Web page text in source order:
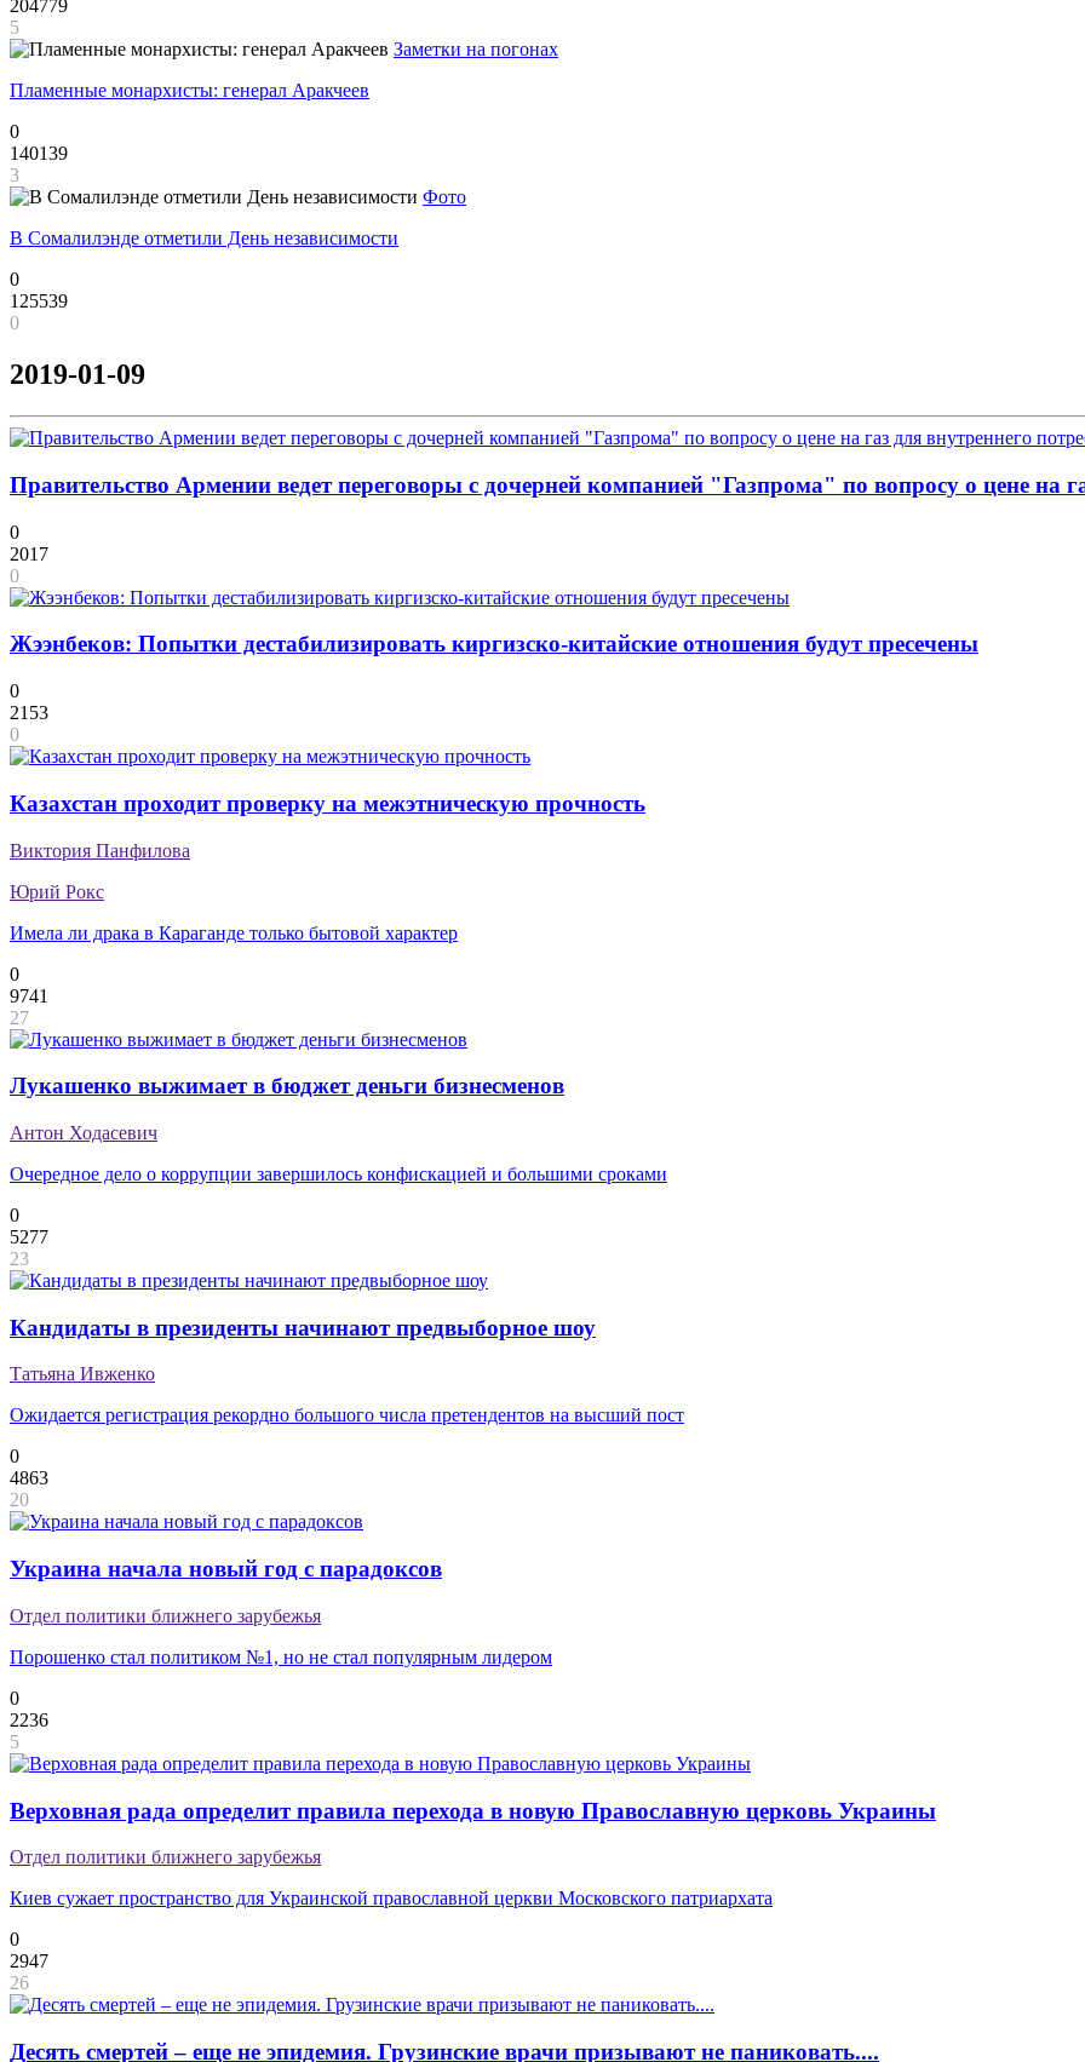
204779
5
Заметки на погонах
Пламенные монархисты: генерал Аракчеев
0
140139
3
Фото
В Сомалилэнде отметили День независимости
0
125539
0
2019-01-09
Правительство Армении ведет переговоры с дочерней компанией "Газпрома" по вопросу о цене на
0
2017
0
Жээнбеков: Попытки дестабилизировать киргизско-китайские отношения будут пресечены
0
2153
0
Казахстан проходит проверку на межэтническую прочность
Виктория Панфилова
Юрий Рокс
Имела ли драка в Караганде только бытовой характер
0
9741
27
Лукашенко выжимает в бюджет деньги бизнесменов
Антон Ходасевич
Очередное дело о коррупции завершилось конфискацией и большими сроками
0
5277
23
Кандидаты в президенты начинают предвыборное шоу
Татьяна Ивженко
Ожидается регистрация рекордно большого числа претендентов на высший пост
0
4863
20
Украина начала новый год с парадоксов
Отдел политики ближнего зарубежья
Порошенко стал политиком №1, но не стал популярным лидером
0
2236
5
Верховная рада определит правила перехода в новую Православную церковь Украины
Отдел политики ближнего зарубежья
Киев сужает пространство для Украинской православной церкви Московского патриархата
0
2947
26
Десять смертей – еще не эпидемия. Грузинские врачи призывают не паниковать....